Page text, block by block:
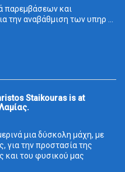
παρεμβάσεων και
την αναβάθμιση των υπηρ ...
Staikouras is at
μια δύσκολη μάχη, με
για την προστασία της
και του φυσικού μας